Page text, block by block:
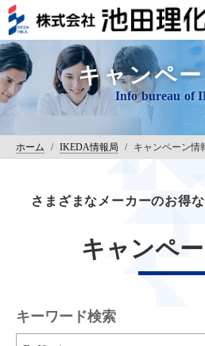
キャンペ
ホーム / IKEDA情報局 / キャンペーン情
さまざまなメーカーのお得
キャンペ
キーワード検索